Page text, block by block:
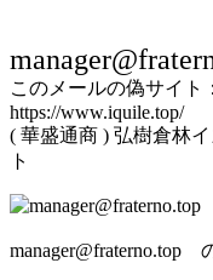
このメールの偽サイト：
https://www.iquile.top/
( 華盛通商 ) 弘樹倉林
ト
manager@fraterno.top